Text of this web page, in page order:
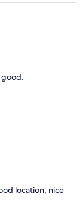
good.
location, nice